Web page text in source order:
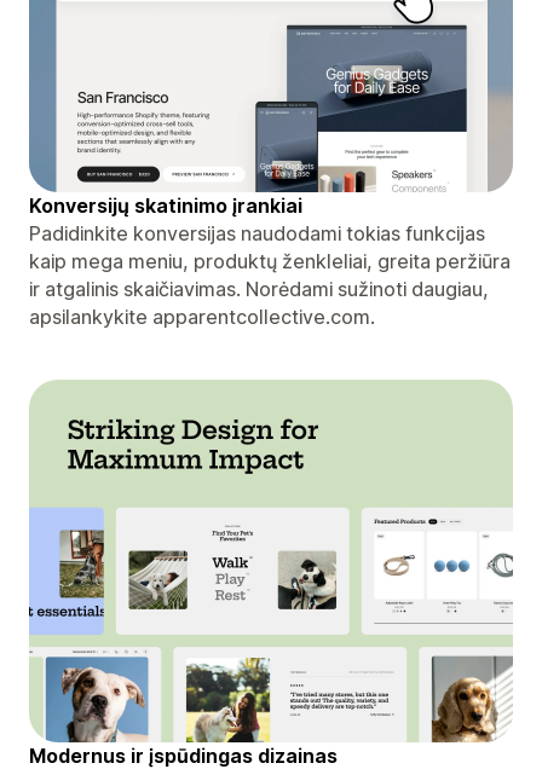
Konversijų skatinimo įrankiai
Padidinkite konversijas naudodami tokias funkcijas
kaip mega meniu, produktų ženkleliai, greita peržiūra
ir atgalinis skaičiavimas. Norėdami sužinoti daugiau,
apsilankykite apparentcollective.com.
Modernus ir įspūdingas dizainas